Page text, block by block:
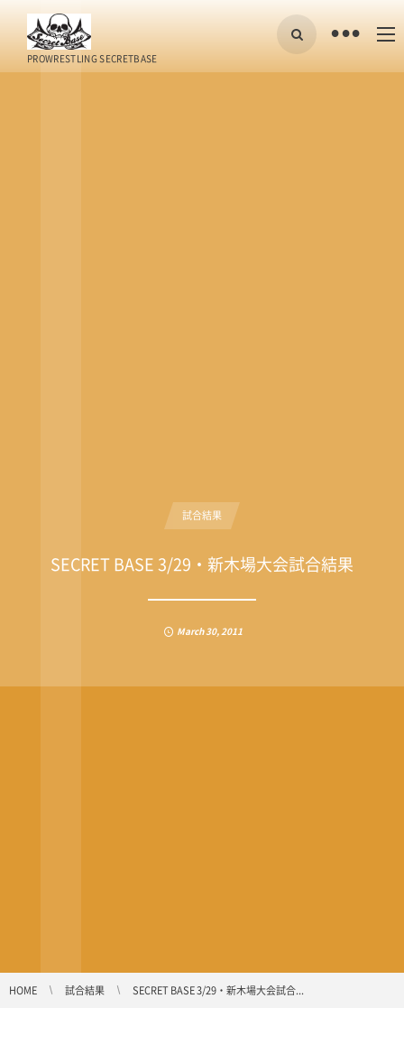
PROWRESTLING SECRETBASE
•
試合結果
SECRET BASE 3/29・新木場大会試合結果
March30,2011
HOME 試合結果 SECRET BASE 3/29・新木場大会試合...